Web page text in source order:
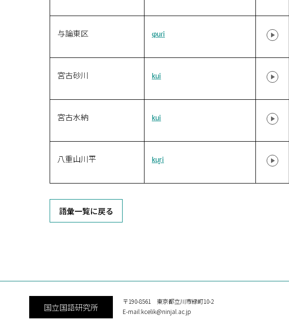
与論東区 ɸuɾi
宮古砂川 kui
宮古水納 kui
八重山川平 ku̥ri
語彙一覧に戻る
国立国語研究所
〒190-8561 東京都立川市緑町10-2
E-mail:kcelik@ninjal.ac.jp